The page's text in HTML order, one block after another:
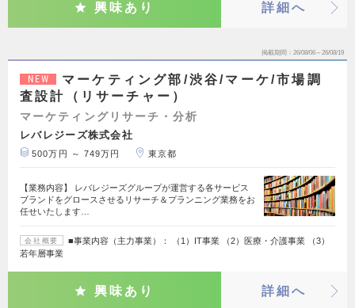
興味あり 詳細へ
掲載期間 26/08/06～26/08/19
NEW
マーケティング部/渋谷/マーケ/市場調
査設計（リサーチャー）
マーケティングリサーチ・分析
レバレジーズ株式会社
500万円 ～ 749万円 東京都
【業務内容】 レバレジーズグループが運営する各サービス
ブランドをグロースさせるリサーチ＆プランニング業務をお
任せいたします…
会社概要
■事業内容（主力事業）： （1）IT事業 （2）医療・介護事業 （3）
若年層事業
興味あり 詳細へ